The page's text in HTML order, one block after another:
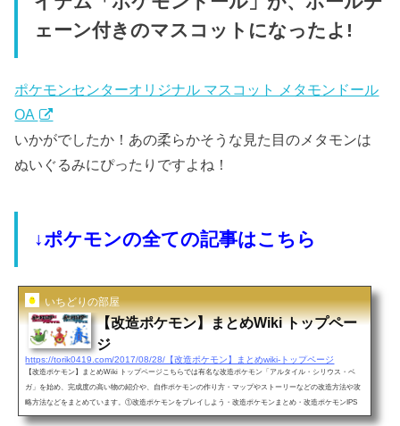
ェーン付きのマスコットになったよ!
ポケモンセンターオリジナル マスコット メタモンドール
OA
いかがでしたか！あの柔らかそうな見た目のメタモンは
ぬいぐるみにぴったりですよね！
↓ポケモンの全ての記事はこちら
いちどりの部屋
【改造ポケモン】まとめWiki トップペー
ジ
https://torik0419.com/2017/08/28/【改造ポケモン】まとめwiki-トップページ
【改造ポケモン】まとめWiki トップページこちらでは有名な改造ポケモン「アルタイル・シリウス・ベ
ガ」を始め、完成度の高い物の紹介や、自作ポケモンの作り方・マップやストーリーなどの改造方法や攻
略方法などをまとめています。①改造ポケモンをプレイしよう・改造ポケモンまとめ・改造ポケモンIPS
一覧・ROM(ゲーム)の改造方法・PCやスマホ、他のゲーム機でポケモンをプレイしよう②自作ポケモン